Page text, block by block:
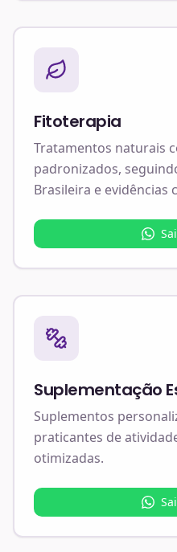
Fitoterapia
Tratamentos naturais
padronizados,
Brasileira e evidências
Suplementação
Suplementos
praticantes de
otimizadas.